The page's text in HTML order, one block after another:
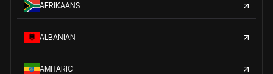
AFRIKAANS
ALBANIAN
AMHARIC